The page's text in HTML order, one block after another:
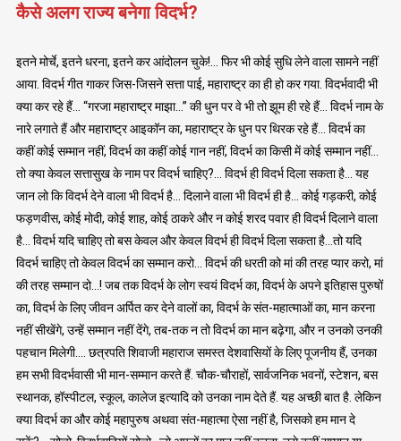
कैसे अलग राज्य बनेगा विदर्भ?
इतने मोर्चे, इतने धरना, इतने कर आंदोलन चुके!… फिर भी कोई सुधि लेने वाला सामने नहीं
आया. विदर्भ गीत गाकर जिस-जिसने सत्ता पाई, महाराष्ट्र का ही हो कर गया. विदर्भवादी भी
क्या कर रहे हैं… “गरजा महाराष्ट्र माझा…” की धुन पर वे भी तो झूम ही रहे हैं… विदर्भ नाम के
नारे लगाते हैं और महाराष्ट्र आइकॉन का, महाराष्ट्र के धुन पर थिरक रहे हैं… विदर्भ का
कहीं कोई सम्मान नहीं, विदर्भ का कहीं कोई गान नहीं, विदर्भ का किसी में कोई सम्मान नहीं…
तो क्या केवल सत्तासुख के नाम पर विदर्भ चाहिए?… विदर्भ ही विदर्भ दिला सकता है… यह
जान लो कि विदर्भ देने वाला भी विदर्भ है… दिलाने वाला भी विदर्भ ही है… कोई गड़करी, कोई
फड़णवीस, कोई मोदी, कोई शाह, कोई ठाकरे और न कोई शरद पवार ही विदर्भ दिलाने वाला
है… विदर्भ यदि चाहिए तो बस केवल और केवल विदर्भ ही विदर्भ दिला सकता है…तो यदि
विदर्भ चाहिए तो केवल विदर्भ का सम्मान करो… विदर्भ की धरती को मां की तरह प्यार करो, मां
की तरह सम्मान दो…! जब तक विदर्भ के लोग स्वयं विदर्भ का, विदर्भ के अपने इतिहास पुरुषों
का, विदर्भ के लिए जीवन अर्पित कर देने वालों का, विदर्भ के संत-महात्माओं का, मान करना
नहीं सीखेंगे, उन्हें सम्मान नहीं देंगे, तब-तक न तो विदर्भ का मान बढ़ेगा, और न उनको उनकी
पहचान मिलेगी…. छत्रपति शिवाजी महाराज समस्त देशवासियों के लिए पूजनीय हैं, उनका
हम सभी विदर्भवासी भी मान-सम्मान करते हैं. चौक-चौराहों, सार्वजनिक भवनों, स्टेशन, बस
स्थानक, हॉस्पीटल, स्कूल, कालेज इत्यादि को उनका नाम देते हैं. यह अच्छी बात है. लेकिन
क्या विदर्भ का और कोई महापुरुष अथवा संत-महात्मा ऐसा नहीं है, जिसको हम मान दे